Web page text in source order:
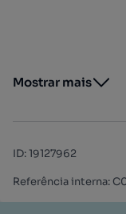
Mostrar mais
ID:19127962
Referência interna: